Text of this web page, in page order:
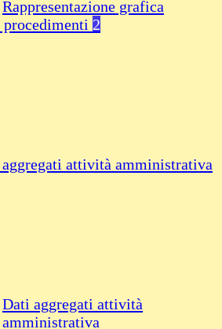
Rappresentazione grafica
2
attività amministrativa
Dati aggregati attività
amministrativa